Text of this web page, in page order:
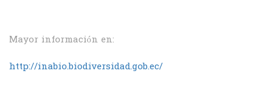
Mayor información en:
http://inabio.biodiversidad.gob.ec/